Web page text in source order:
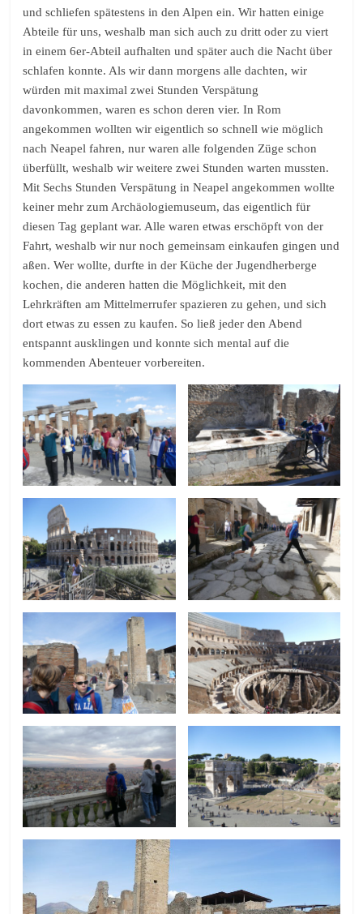
und schliefen spätestens in den Alpen ein. Wir hatten einige
Abteile für uns, weshalb man sich auch zu dritt oder zu viert
in einem 6er-Abteil aufhalten und später auch die Nacht über
schlafen konnte. Als wir dann morgens alle dachten, wir
würden mit maximal zwei Stunden Verspätung
davonkommen, waren es schon deren vier. In Rom
angekommen wollten wir eigentlich so schnell wie möglich
nach Neapel fahren, nur waren alle folgenden Züge schon
überfüllt, weshalb wir weitere zwei Stunden warten mussten.
Mit Sechs Stunden Verspätung in Neapel angekommen wollte
keiner mehr zum Archäologiemuseum, das eigentlich für
diesen Tag geplant war. Alle waren etwas erschöpft von der
Fahrt, weshalb wir nur noch gemeinsam einkaufen gingen und
aßen. Wer wollte, durfte in der Küche der Jugendherberge
kochen, die anderen hatten die Möglichkeit, mit den
Lehrkräften am Mittelmerrufer spazieren zu gehen, und sich
dort etwas zu essen zu kaufen. So ließ jeder den Abend
entspannt ausklingen und konnte sich mental auf die
kommenden Abenteuer vorbereiten.